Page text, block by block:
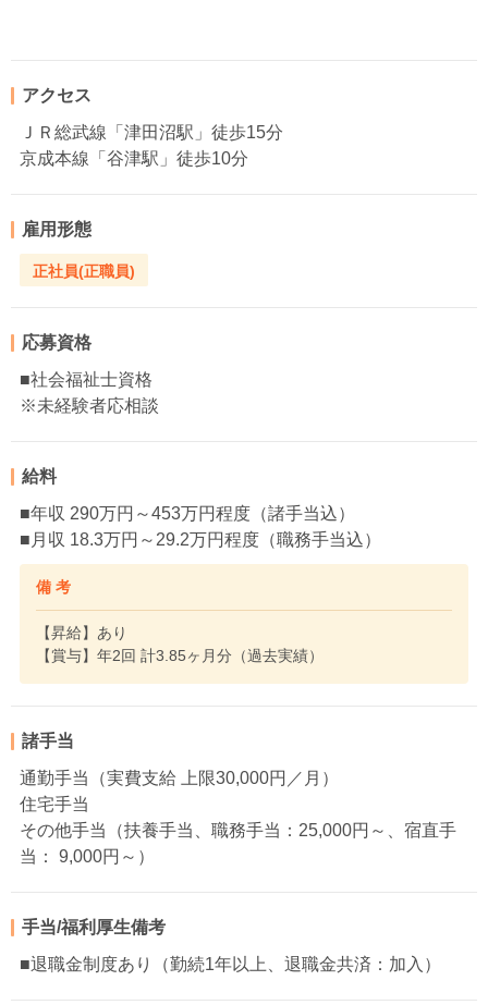
アクセス
ＪＲ総武線「津田沼駅」徒歩15分
京成本線「谷津駅」徒歩10分
雇用形態
正社員(正職員)
応募資格
■社会福祉士資格
※未経験者応相談
給料
■年収 290万円～453万円程度（諸手当込）
■月収 18.3万円～29.2万円程度（職務手当込）
備 考
【昇給】あり
【賞与】年2回 計3.85ヶ月分（過去実績）
諸手当
通勤手当（実費支給 上限30,000円／月）
住宅手当
その他手当（扶養手当、職務手当：25,000円～、宿直手
当： 9,000円～）
手当/福利厚生備考
■退職金制度あり（勤続1年以上、退職金共済：加入）